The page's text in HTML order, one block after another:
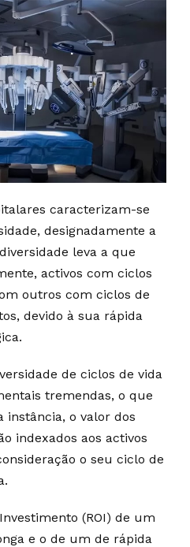
caracterizam-se
designadamente a
leva a que
activos com ciclos
outros com ciclos de
devido à sua rápida
de ciclos de vida
tremendas, o que
o valor dos
indexados aos activos
o seu ciclo de
(ROI) de um
e o de um de rápida